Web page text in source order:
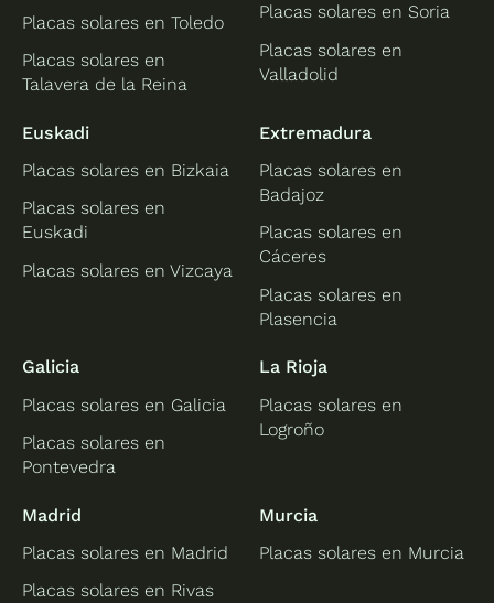
Placas solares en Toledo
Placas solares en
Talavera de la Reina
Placas solares en Soria
Placas solares en
Valladolid
Euskadi
Placas solares en Bizkaia
Placas solares en
Euskadi
Placas solares en Vizcaya
Extremadura
Placas solares en
Badajoz
Placas solares en
Cáceres
Placas solares en
Plasencia
Galicia
Placas solares en Galicia
Placas solares en
Pontevedra
La Rioja
Placas solares en
Logroño
Madrid
Placas solares en Madrid
Placas solares en Rivas
Murcia
Placas solares en Murcia